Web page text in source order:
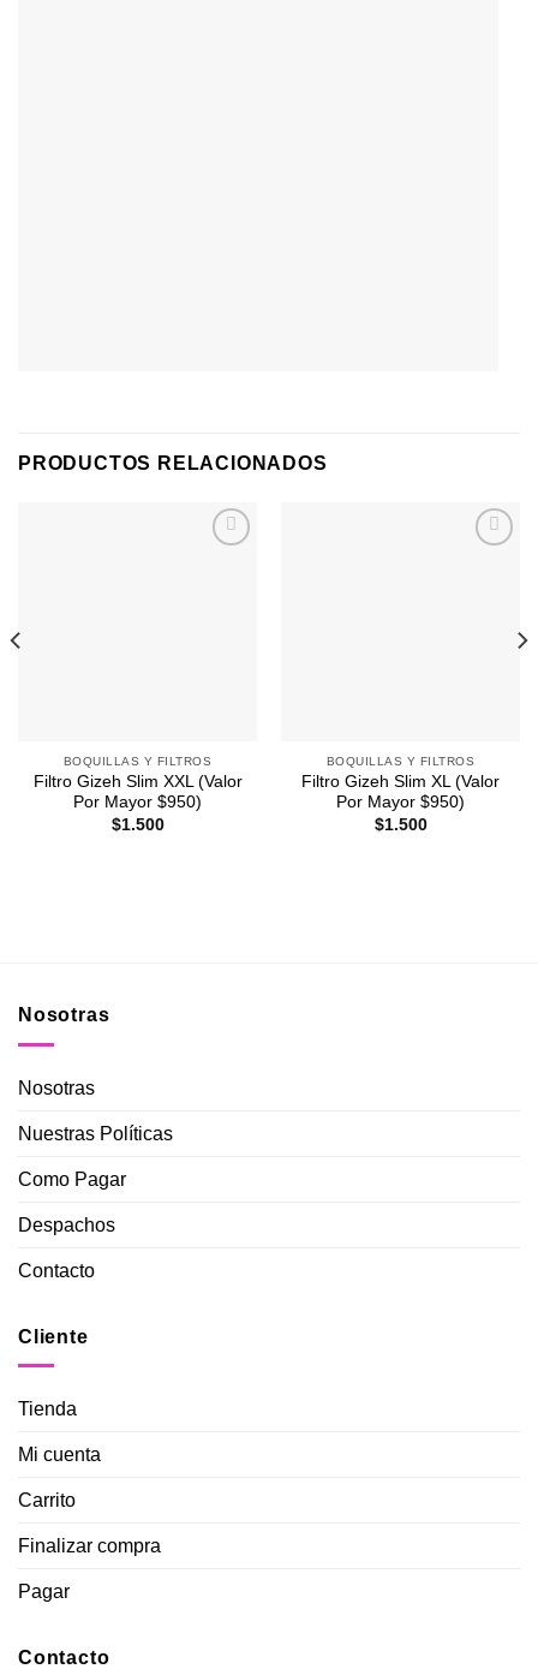
PRODUCTOS RELACIONADOS
BOQUILLAS Y FILTROS
Filtro Gizeh Slim XXL (Valor
Por Mayor $950)
$1.500
BOQUILLAS Y FILTROS
Filtro Gizeh Slim XL (Valor
Por Mayor $950)
$1.500
Nosotras
Nosotras
Nuestras Políticas
Como Pagar
Despachos
Contacto
Cliente
Tienda
Mi cuenta
Carrito
Finalizar compra
Pagar
Contacto